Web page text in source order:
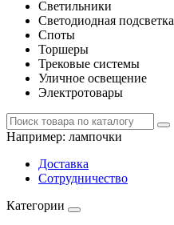
Светильники
Светодиодная подсветка
Споты
Торшеры
Трековые системы
Уличное освещение
Электротовары
Например: лампочки
Доставка
Сотрудничество
Категории